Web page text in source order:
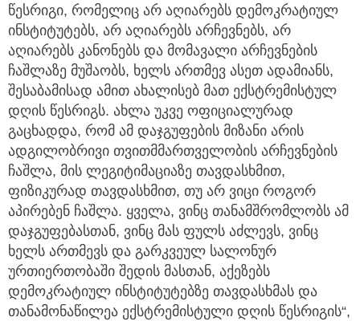
წესრიგი, რომელიც არ აღიარებს დემოკრატიულ
ინსტიტუტებს, არ აღიარებს არჩევნებს, არ
აღიარებს კანონებს და მომავალი არჩევნების
ჩაშლაზე მუშაობს, ხელს ართმევ ასეთ ადამიანს,
შესაბამისად ამით ახალისებ მათ ექსტრემისტულ
დღის წესრიგს. ახლა უკვე ოფიციალურად
გაცხადდა, რომ ამ დაჯგუფების მიზანი არის
ადგილობრივი თვითმმართველობის არჩევნების
ჩაშლა, მის ლეგიტიმაციაზე თავდასხმით,
ფიზიკურად თავდასხმით, თუ არ ვიცი როგორ
აპირებენ ჩაშლა. ყველა, ვინც თანამშრომლობს ამ
დაჯგუფებასთან, ვინც მას ფულს აძლევს, ვინც
ხელს ართმევს და გარკვეულ სალონურ
ურთიერთობაში შედის მასთან, აქეზებს
დემოკრატიულ ინსტიტუტებზე თავდასხმას და
თანამონაწილეა ექსტრემისტული დღის წესრიგის“,